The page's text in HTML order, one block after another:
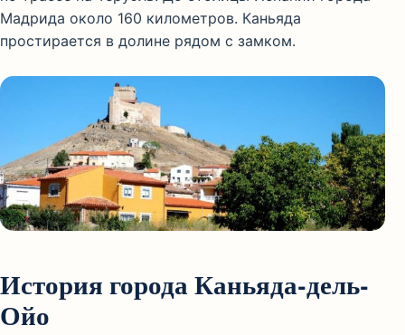
Мадрида около 160 километров. Каньяда
простирается в долине рядом с замком.
История города Каньяда-дель-
Ойо